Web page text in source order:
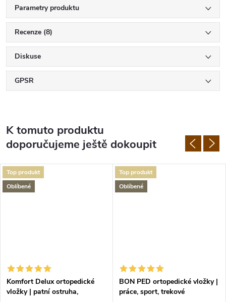
Parametry produktu
Recenze (8)
Diskuse
GPSR
K tomuto produktu
doporučujeme ještě dokoupit
Top produkt
Oblíbené
Komfort Delux ortopedické
vložky | patní ostruha,
Top produkt
Oblíbené
BON PED ortopedické vložky |
práce, sport, trekové